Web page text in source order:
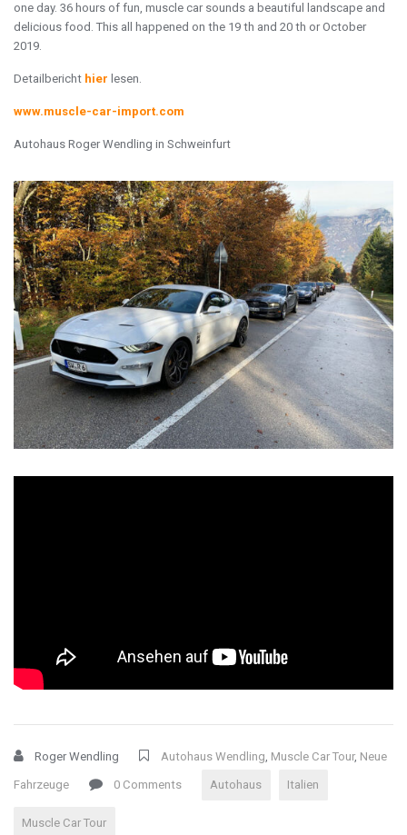
one day. 36 hours of fun, muscle car sounds a beautiful landscape and
delicious food. This all happened on the 19 th and 20 th or October
2019.
Detailbericht hier lesen.
www.muscle-car-import.com
Autohaus Roger Wendling in Schweinfurt
Roger Wendling Autohaus Wendling Muscle Car Tour, Neue
Fahrzeuge 0 Comments Autohaus Italien
Muscle Car Tour